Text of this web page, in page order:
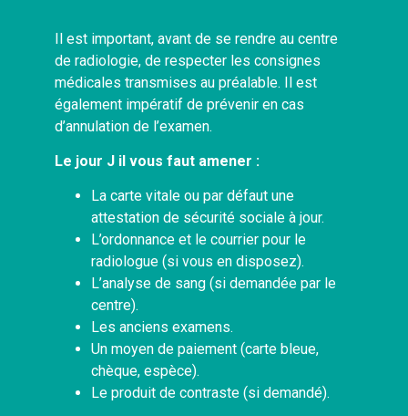
Il est important, avant de se rendre au centre
de radiologie, de respecter les consignes
médicales transmises au préalable. Il est
également impératif de prévenir en cas
d’annulation de l’examen.
Le jour J il vous faut amener :
La carte vitale ou par défaut une
attestation de sécurité sociale à jour.
L’ordonnance et le courrier pour le
radiologue (si vous en disposez).
L’analyse de sang (si demandée par le
centre).
Les anciens examens.
Un moyen de paiement (carte bleue,
chèque, espèce).
Le produit de contraste (si demandé).